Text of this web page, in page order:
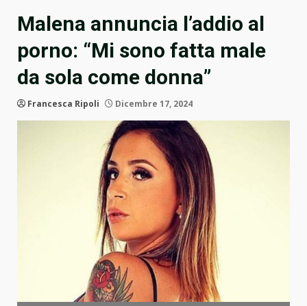
Malena annuncia l’addio al
porno: “Mi sono fatta male
da sola come donna”
Francesca Ripoli Dicembre 17, 2024